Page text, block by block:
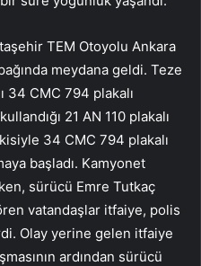
TEM Otoyolu Ankara
meydana geldi. Teze
34 CMC 794 plakalı
21 AN 110 plakalı
34 CMC 794 plakalı
başladı. Kamyonet
sürücü Emre Tutkaç
vatandaşlar itfaiye, polis
Olay yerine gelen itfaiye
ardından sürücü